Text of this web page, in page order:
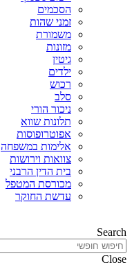
הסכמים
זמני שהות
משמורת
מזונות
גיטין
ילדים
רכוש
סלב
ניכור הורי
תלונות שווא
אפוטרופוסות
אלימות במשפחה
צוואות וירושות
בית הדין הרבני
מכורסת המטפל
עדשת החוקר
Search
Close